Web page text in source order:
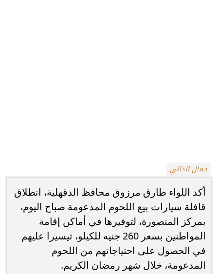
جمال الدالي
أكد اللواء طارق مرزوق محافظ الدقهلية، انطلاق
قافلة سيارات بيع اللحوم المدعومة صباح اليوم،
بمركز المنصورة، لتوفيرها في أماكن إقامة
المواطنين بسعر 260 جنيه للكيلو، تيسيرا عليهم
في الحصول على احتياجاتهم من اللحوم
المدعومة، خلال شهر رمضان الكريم.